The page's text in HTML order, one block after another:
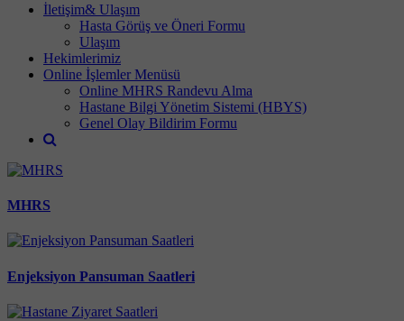
İletişim& Ulaşım
Hasta Görüş ve Öneri Formu
Ulaşım
Hekimlerimiz
Online İşlemler Menüsü
Online MHRS Randevu Alma
Hastane Bilgi Yönetim Sistemi (HBYS)
Genel Olay Bildirim Formu
MHRS
Enjeksiyon Pansuman Saatleri